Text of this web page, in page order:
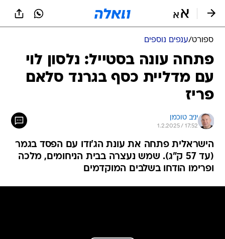
ספורט/ענפים נוספים
פתחה עונה בסטייל: נלסון לוי
עם מדליית כסף בגרנד סלאם
פריז
יניב טוכמן
1.2.2025 / 17:52
הישראלית פתחה את עונת הג'ודו עם הפסד בגמר
(עד 57 ק"ג). שמש נעצרה בבית הניחומים, מלכה
ופרימו הודחו בשלבים המוקדמים